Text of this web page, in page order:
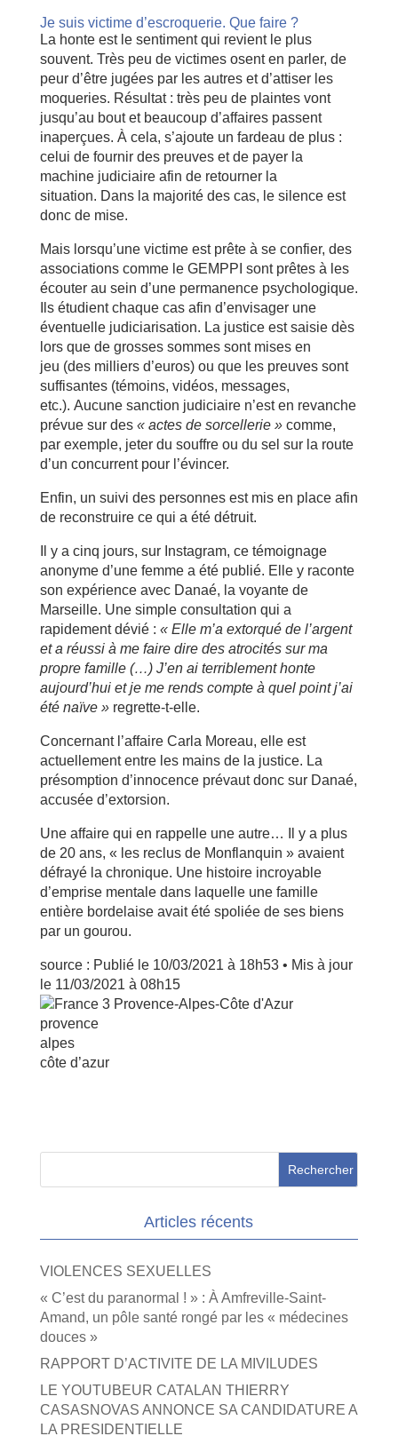
Je suis victime d’escroquerie. Que faire ?
La honte est le sentiment qui revient le plus
souvent. Très peu de victimes osent en parler, de
peur d’être jugées par les autres et d’attiser les
moqueries. Résultat : très peu de plaintes vont
jusqu’au bout et beaucoup d’affaires passent
inaperçues. À cela, s’ajoute un fardeau de plus :
celui de fournir des preuves et de payer la
machine judiciaire afin de retourner la
situation. Dans la majorité des cas, le silence est
donc de mise.
Mais lorsqu’une victime est prête à se confier, des
associations comme le GEMPPI sont prêtes à les
écouter au sein d’une permanence psychologique.
Ils étudient chaque cas afin d’envisager une
éventuelle judiciarisation. La justice est saisie dès
lors que de grosses sommes sont mises en
jeu (des milliers d’euros) ou que les preuves sont
suffisantes (témoins, vidéos, messages,
etc.). Aucune sanction judiciaire n’est en revanche
prévue sur des « actes de sorcellerie »comme,
par exemple, jeter du souffre ou du sel sur la route
d’un concurrent pour l’évincer.
Enfin, un suivi des personnes est mis en place afin
de reconstruire ce qui a été détruit.
Il y a cinq jours, sur Instagram, ce témoignage
anonyme d’une femme a été publié. Elle y raconte
son expérience avec Danaé, la voyante de
Marseille. Une simple consultation qui a
rapidement dévié : « Elle m’a extorqué de l’argent
et a réussi à me faire dire des atrocités sur ma
propre famille (…) J’en ai terriblement honte
aujourd’hui et je me rends compte à quel point j’ai
été naïve »regrette-t-elle.
Concernant l’affaire Carla Moreau, elle est
actuellement entre les mains de la justice. La
présomption d’innocence prévaut donc sur Danaé,
accusée d’extorsion.
Une affaire qui en rappelle une autre… Il y a plus
de 20 ans, « les reclus de Monflanquin » avaient
défrayé la chronique. Une histoire incroyable
d’emprise mentale dans laquelle une famille
entière bordelaise avait été spoliée de ses biens
par un gourou.
source : Publié le 10/03/2021 à 18h53 • Mis à jour
le 11/03/2021 à 08h15
provence
alpes
côte d’azur
Articles récents
VIOLENCES SEXUELLES
« C’est du paranormal ! » : À Amfreville-Saint-
Amand, un pôle santé rongé par les « médecines
douces »
RAPPORT D’ACTIVITE DE LA MIVILUDES
LE YOUTUBEUR CATALAN THIERRY
CASASNOVAS ANNONCE SA CANDIDATURE A
LA PRESIDENTIELLE